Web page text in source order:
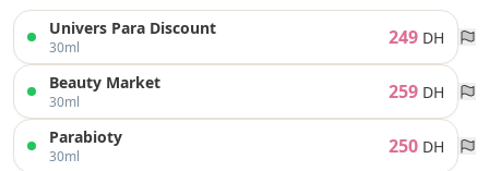
Univers Para Discount
30ml 249 DH
Beauty Market
30ml 259 DH
Parabioty
30ml 250 DH